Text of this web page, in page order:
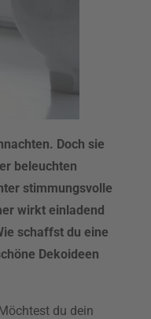
Doch sie
beleuchten
stimmungsvolle
wirkt einladend
schaffst du eine
Dekoideen
du dein